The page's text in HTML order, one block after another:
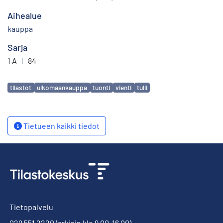
Aihealue
kauppa
Sarja
1 A | 84
Avainsanat
tilastot ulkomaankauppa tuonti vienti tulli
Tietueen kaikki tiedot
Tietopalvelu